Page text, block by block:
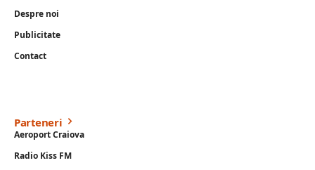
Despre noi
Publicitate
Contact
Parteneri
Aeroport Craiova
Radio Kiss FM